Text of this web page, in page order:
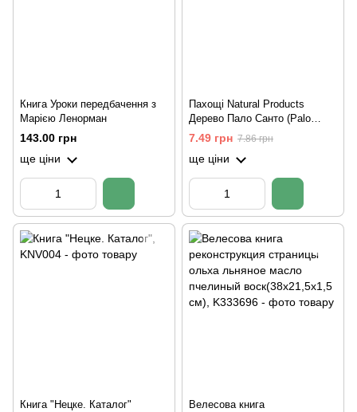
Книга Уроки передбачення з
Марією Ленорман
143.00 грн
ще ціни
Пахощі Natural Products
Дерево Пало Санто (Palo
Santo) Якість!
7.49 грн 7.86 грн
ще ціни
Книга "Нецке. Каталог"
Велесова книга